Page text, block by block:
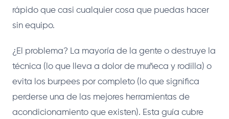
rápido que casi cualquier cosa que puedas hacer
sin equipo.
¿El problema? La mayoría de la gente o destruye la
técnica (lo que lleva a dolor de muñeca y rodilla) o
evita los burpees por completo (lo que significa
perderse una de las mejores herramientas de
acondicionamiento que existen). Esta guía cubre